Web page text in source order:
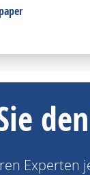
Experten